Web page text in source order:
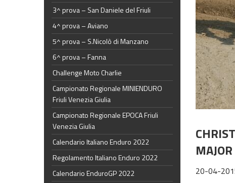
MAJOR
20-04-
3^ prova – San Daniele del Friuli
4^ prova – Aviano
5^ prova – S.Nicolò di Manzano
6^ prova – Fanna
Challenge Moto Charlie
Campionato Regionale MINIENDURO
Friuli Venezia Giulia
Campionato Regionale EPOCA Friuli
Venezia Giulia
Calendario Italiano Enduro 2022
Regolamento Italiano Enduro 2022
Calendario EnduroGP 2022